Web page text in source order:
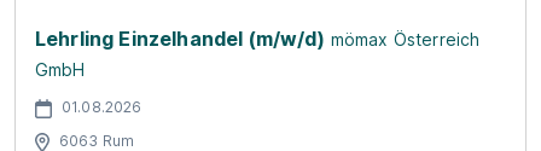
Lehrling Einzelhandel (m/w/d) mömax Österreich
GmbH
01.08.2026
6063 Rum